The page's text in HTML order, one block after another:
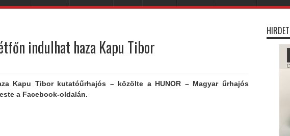
indulhat haza Kapu Tibor
Kapu Tibor kutatóűrhajós – közölte a HUNOR – Magyar űrhajós
a Facebook-oldalán.